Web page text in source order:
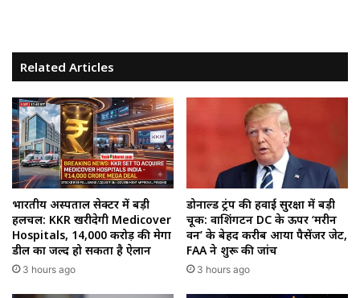
Related Articles
भारतीय अस्पताल सेक्टर में बड़ी
हलचल: KKR खरीदेगी Medicover
Hospitals, ₹14,000 करोड़ की मेगा
डील का जल्द हो सकता है ऐलान
3 hours ago
डोनाल्ड ट्रंप की हवाई सुरक्षा में बड़ी
चूक: वाशिंगटन DC के ऊपर ‘मरीन
वन’ के बेहद करीब आया पैसेंजर जेट,
FAA ने शुरू की जांच
3 hours ago